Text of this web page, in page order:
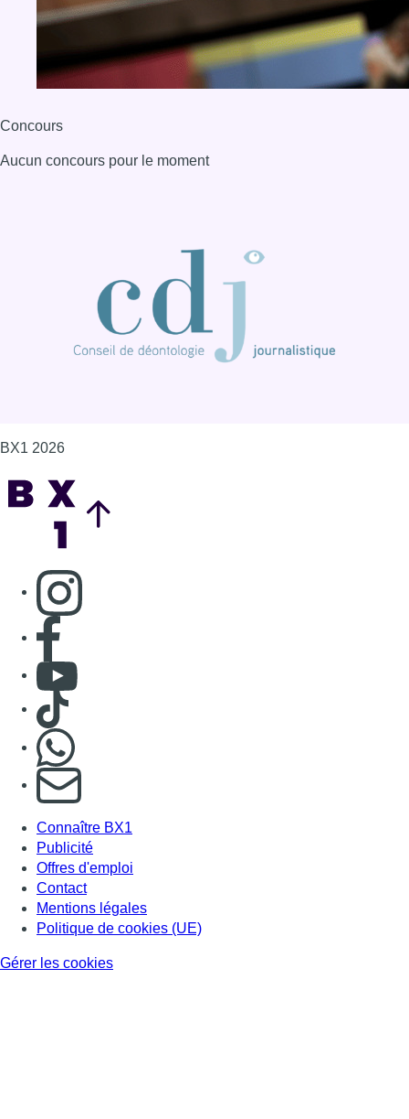
Concours
Aucun concours pour le moment
BX1 2026
Consulter page Instagram
Consulter page Facebook
Consulter Youtube
Consulter TikTok
S'abonner à notre newsletter
Connaître BX1
Publicité
Offres d'emploi
Contact
Mentions légales
Politique de cookies (UE)
Gérer les cookies